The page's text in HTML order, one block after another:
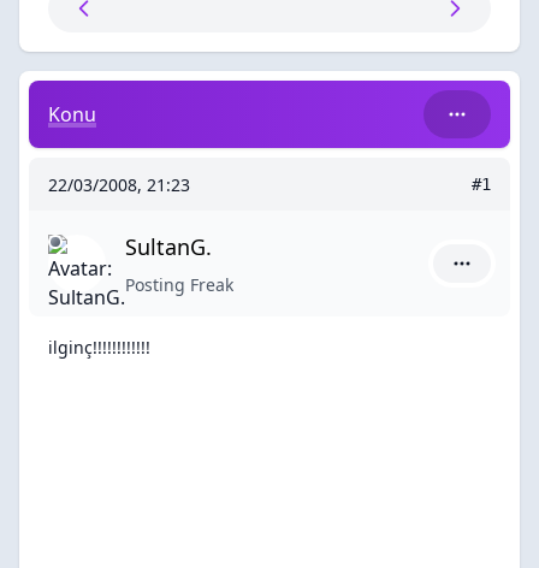
ilginç!!!!!!!!!!!!
Konu
22/03/2008, 21:23 #1
SultanG.
Posting Freak
ilginç!!!!!!!!!!!!